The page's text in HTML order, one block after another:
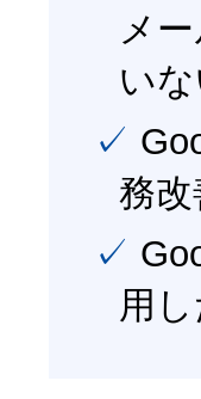
メ
い
✓ Google Workspace（旧G Suite） を活用し、業
務
✓ Google Workspace（旧G Suite） を最大限に活
用